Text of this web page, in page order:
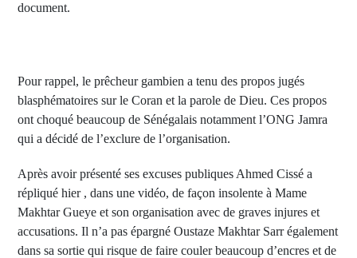
document.
Pour rappel, le prêcheur gambien a tenu des propos jugés
blasphématoires sur le Coran et la parole de Dieu. Ces propos
ont choqué beaucoup de Sénégalais notamment l’ONG Jamra
qui a décidé de l’exclure de l’organisation.
Après avoir présenté ses excuses publiques Ahmed Cissé a
répliqué hier , dans une vidéo, de façon insolente à Mame
Makhtar Gueye et son organisation avec de graves injures et
accusations. Il n’a pas épargné Oustaze Makhtar Sarr également
dans sa sortie qui risque de faire couler beaucoup d’encres et de